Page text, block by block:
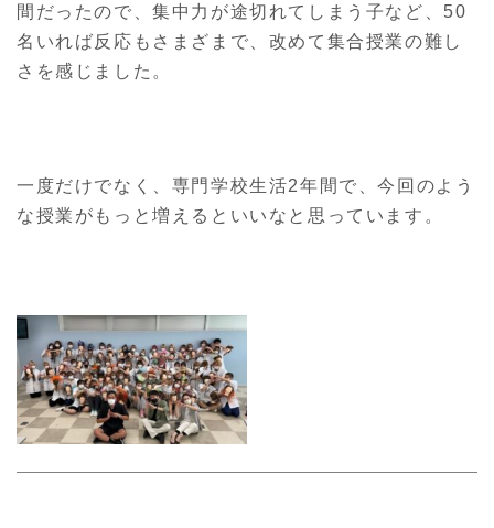
間だったので、集中力が途切れてしまう子など、50
名いれば反応もさまざまで、改めて集合授業の難し
さを感じました。
一度だけでなく、専門学校生活2年間で、今回のよう
な授業がもっと増えるといいなと思っています。